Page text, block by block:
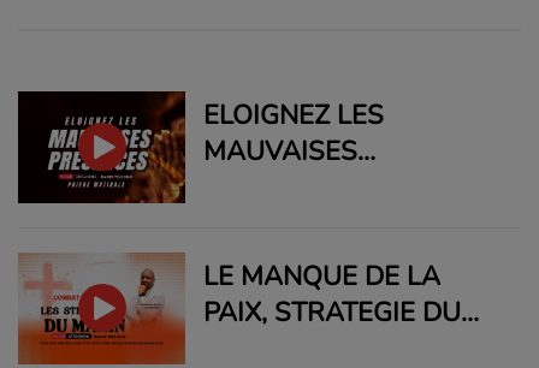
ELOIGNEZ LES
MAUVAISES
LE MANQUE DE LA
PAIX, STRATEGIE DU